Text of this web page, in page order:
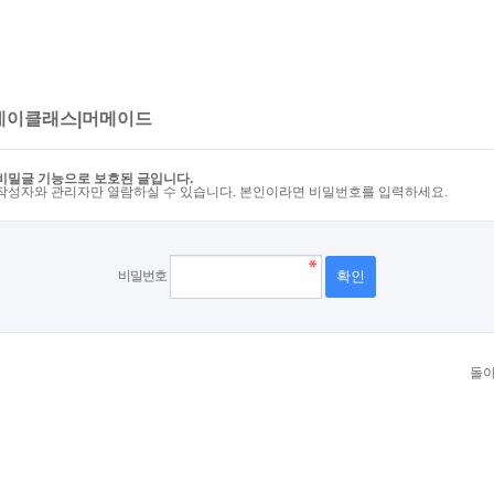
이클래스|머메이드
밀글 기능으로 보호된 글입니다.
성자와 관리자만 열람하실 수 있습니다. 본인이라면 비밀번호를 입력하세요.
비밀번호
돌